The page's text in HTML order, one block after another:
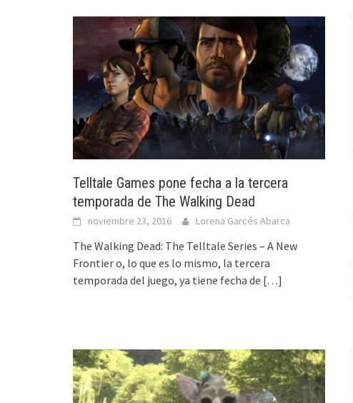
Telltale Games pone fecha a la tercera
temporada de The Walking Dead
noviembre 23, 2016 Lorena Garcés Abarca
The Walking Dead: The Telltale Series – A New
Frontier o, lo que es lo mismo, la tercera
temporada del juego, ya tiene fecha de […]